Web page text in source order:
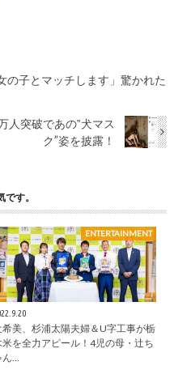
子とマッチします」驚かれた
人突破であの‟犬マス
ク”姿を披露！
す。
ENTERTAINMENT
希美、杉浦太陽夫婦＆U字工事が栃
米を全力アピール！4児の母・辻ち
ん…